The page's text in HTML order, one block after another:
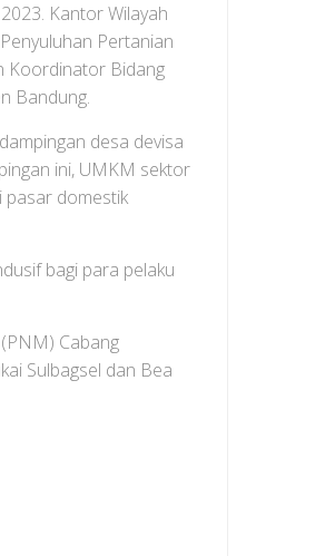
Kantor Wilayah
Pertanian
Koordinator Bidang
Bandung.
desa devisa
ini, UMKM sektor
pasar domestik
bagi para pelaku
Cabang
Sulbagsel dan Bea